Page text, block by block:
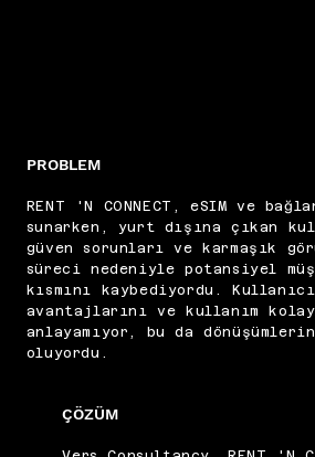
PROBLEM
RENT 'N CONNECT, eSIM ve
sunarken, yurt dışına çıkan
güven sorunları ve karmaşık
süreci nedeniyle potansiyel
kısmını kaybediyordu.
avantajlarını ve kullanım
anlayamıyor, bu da
oluyordu.
ÇÖZÜM